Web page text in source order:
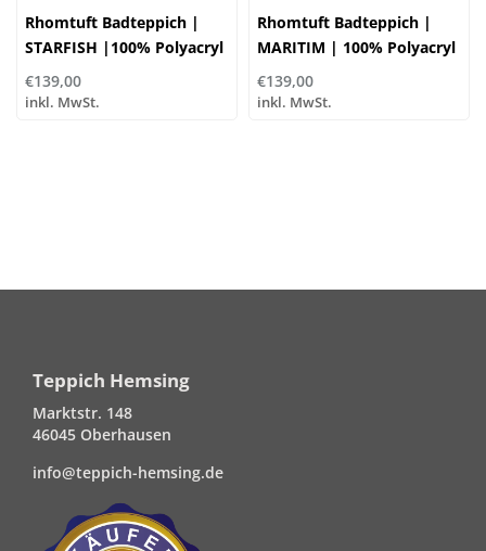
Rhomtuft Badteppich |
STARFISH |100% Polyacryl
€139,00
inkl. MwSt.
Rhomtuft Badteppich |
MARITIM | 100% Polyacryl
€139,00
inkl. MwSt.
Teppich Hemsing
Marktstr. 148
46045 Oberhausen
info@teppich-hemsing.de